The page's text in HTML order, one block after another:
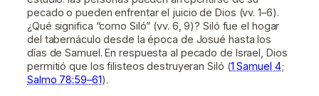
pecado o pueden enfrentar el juicio de Dios (vv. 1–6).
¿Qué significa “como Siló” (vv. 6, 9)? Siló fue el hogar
del tabernáculo desde la época de Josué hasta los
días de Samuel. En respuesta al pecado de Israel, Dios
permitió que los filisteos destruyeran Siló (1 Samuel 4;
Salmo 78:59–61).